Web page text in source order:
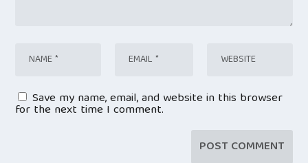
Save my name, email, and website in this browser
for the next time I comment.